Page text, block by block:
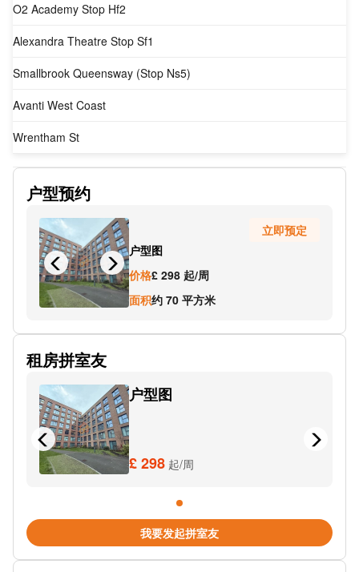
O2 Academy Stop Hf2
Alexandra Theatre Stop Sf1
Smallbrook Queensway (Stop Ns5)
Avanti West Coast
Wrentham St
SUBWAY
Old Repertory Theatre Stop Ns13
Navigation Street
Granville St
Cross Country Trains
SUBWAY
Birmingham New Street Station
SUBWAY
伯明翰新街
Metro Grand Central
Metro Town Hall
Spring St
户型预约
户型图
价格£ 298 起/周
面积约 70 平方米
立即预定
租房拼室友
户型图
£ 298 起/周
我要发起拼室友